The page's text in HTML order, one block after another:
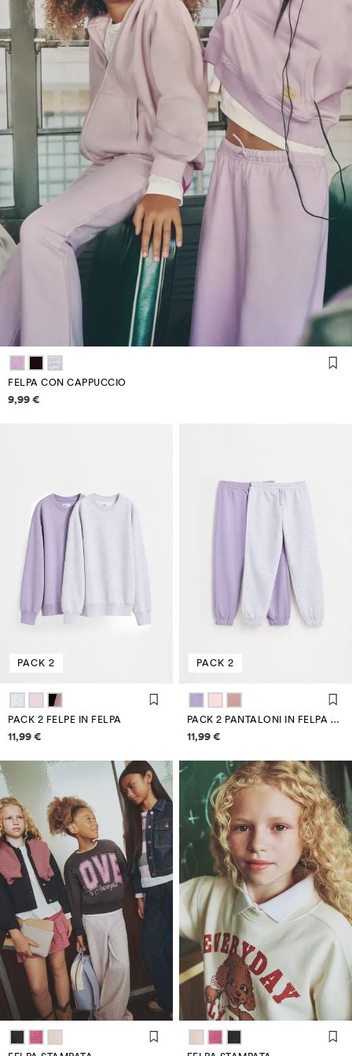
FELPA CON CAPPUCCIO
Informazioni sui prezzi
9,99 €
PACK 2
PACK 2 FELPE IN FELPA
Informazioni sui prezzi
11,99 €
PACK 2
PACK 2 PANTALONI IN FELPA TINTA UNITA
Informazioni sui prezzi
11,99 €